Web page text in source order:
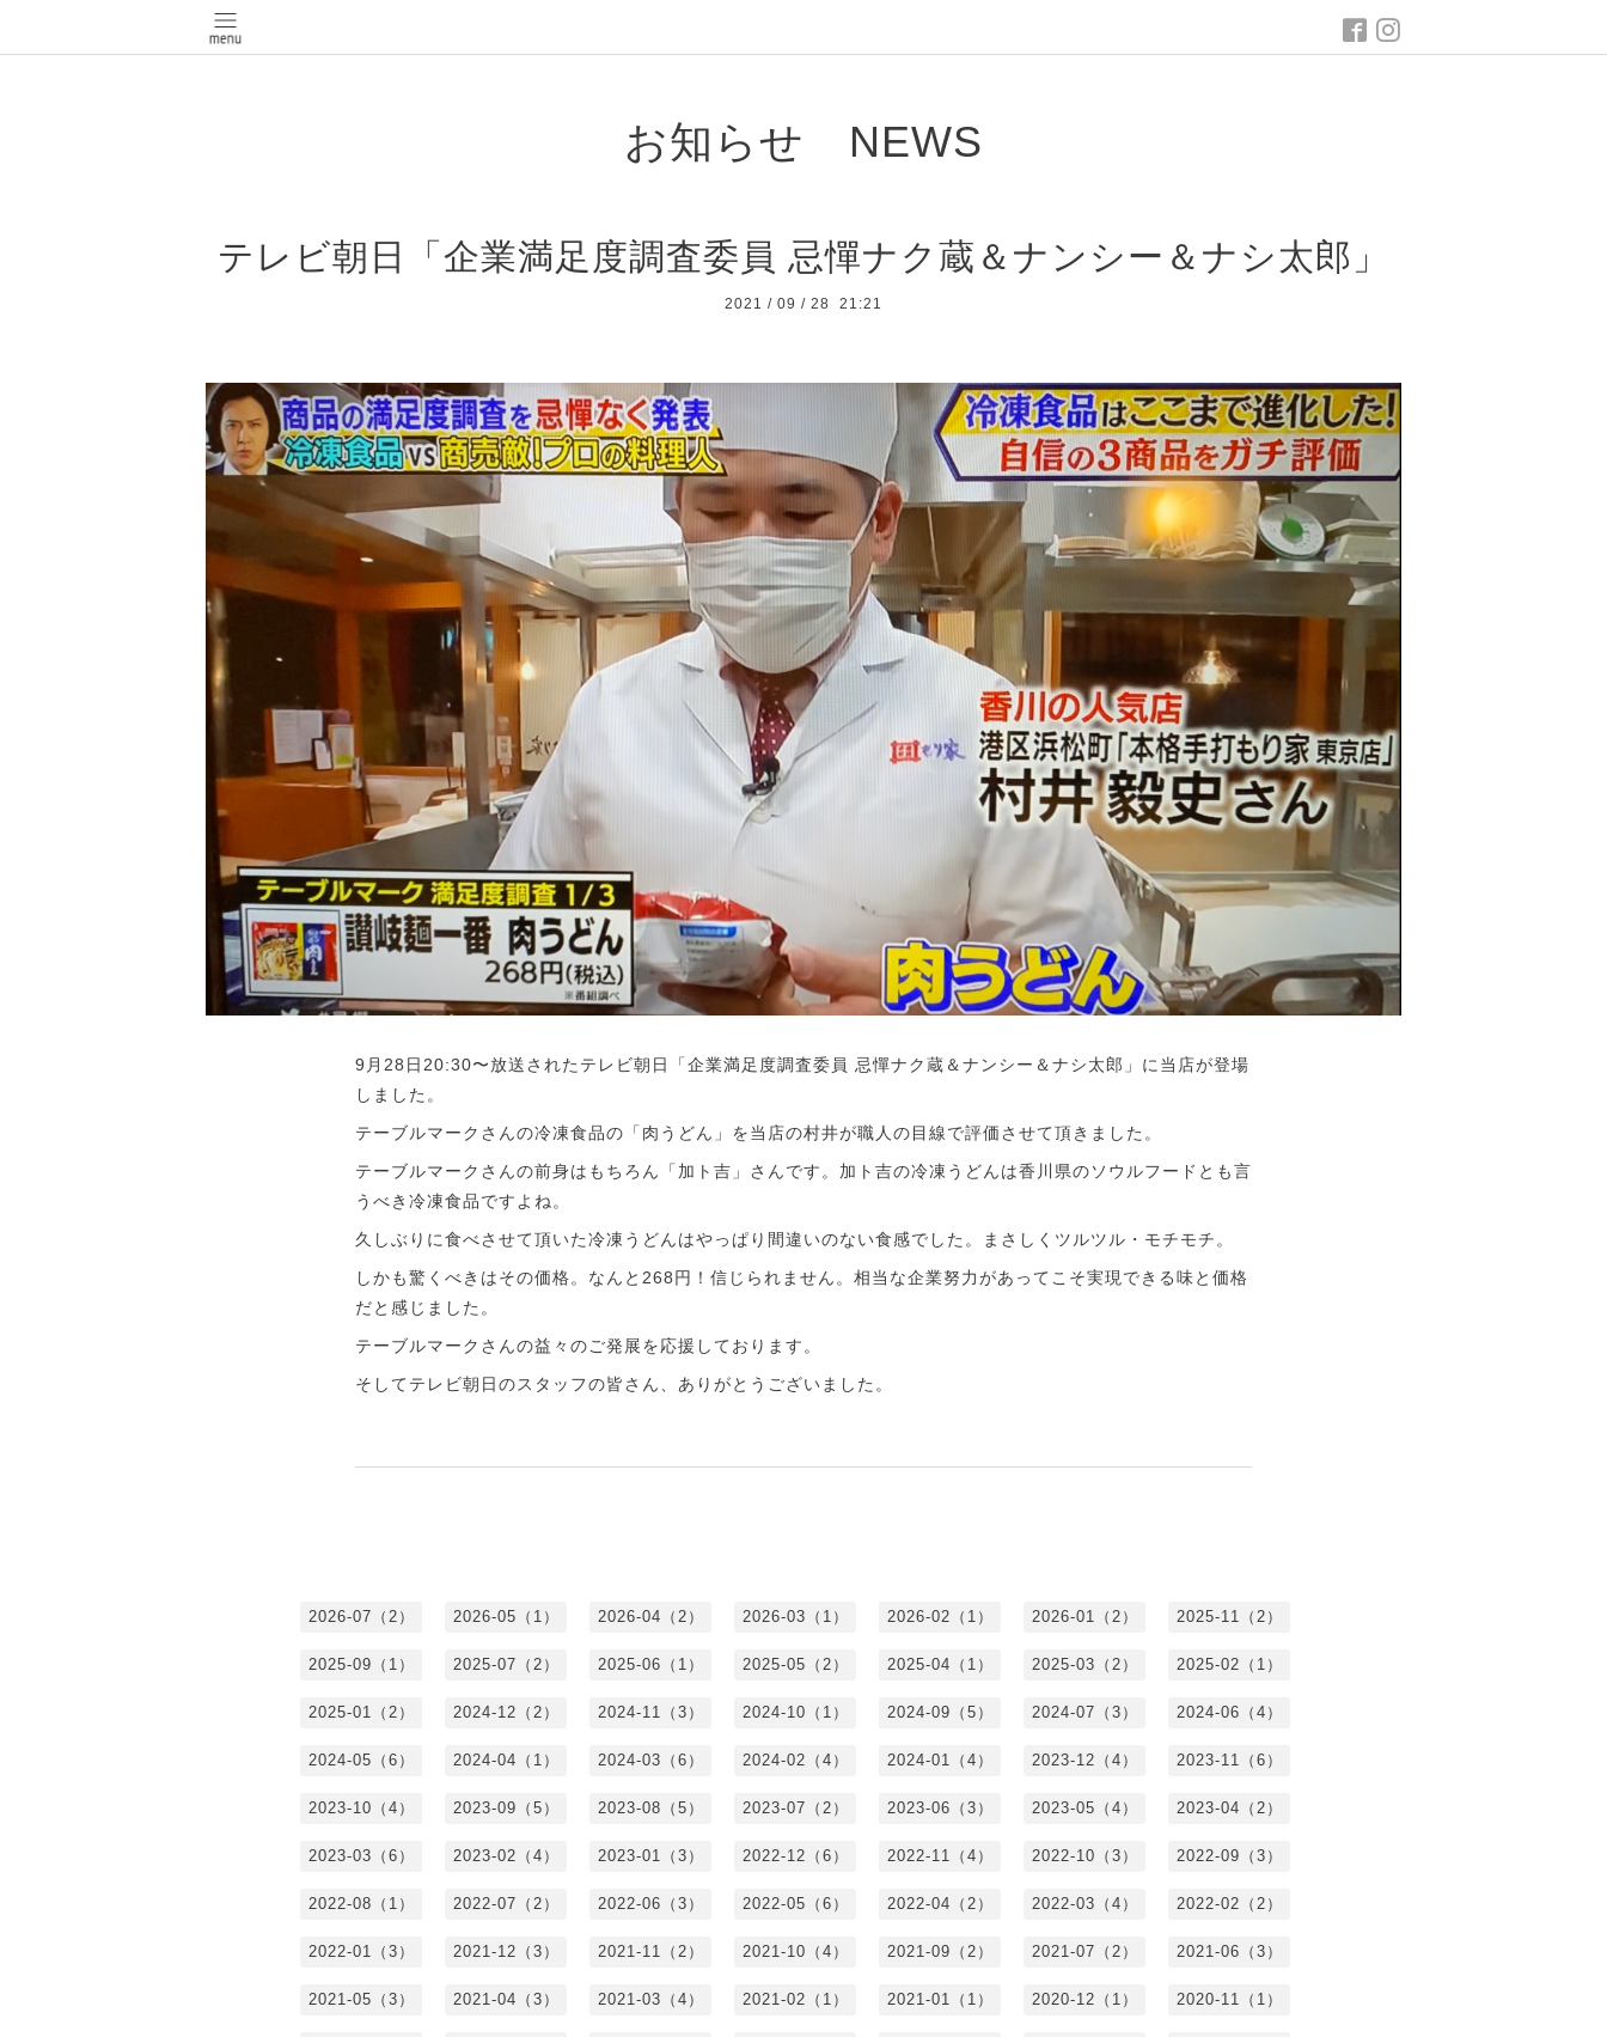
お知らせ NEWS
テレビ朝日「企業満足度調査委員 忌憚ナク蔵＆ナンシー＆ナシ太郎」
2021 / 09 / 28 21:21
9月28日20:30〜放送されたテレビ朝日「企業満足度調査委員 忌憚ナク蔵＆ナンシー＆ナシ太郎」に当店が登場
しました。
テーブルマークさんの冷凍食品の「肉うどん」を当店の村井が職人の目線で評価させて頂きました。
テーブルマークさんの前身はもちろん「加ト吉」さんです。加ト吉の冷凍うどんは香川県のソウルフードとも言
うべき冷凍食品ですよね。
久しぶりに食べさせて頂いた冷凍うどんはやっぱり間違いのない食感でした。まさしくツルツル・モチモチ。
しかも驚くべきはその価格。なんと268円！信じられません。相当な企業努力があってこそ実現できる味と価格
だと感じました。
テーブルマークさんの益々のご発展を応援しております。
そしてテレビ朝日のスタッフの皆さん、ありがとうございました。
2026-07（2） 2026-05（1） 2026-04（2） 2026-03（1） 2026-02（1） 2026-01（2） 2025-11（2）
2025-09（1） 2025-07（2） 2025-06（1） 2025-05（2） 2025-04（1） 2025-03（2） 2025-02（1）
2025-01（2） 2024-12（2） 2024-11（3） 2024-10（1） 2024-09（5） 2024-07（3） 2024-06（4）
2024-05（6） 2024-04（1） 2024-03（6） 2024-02（4） 2024-01（4） 2023-12（4） 2023-11（6）
2023-10（4） 2023-09（5） 2023-08（5） 2023-07（2） 2023-06（3） 2023-05（4） 2023-04（2）
2023-03（6） 2023-02（4） 2023-01（3） 2022-12（6） 2022-11（4） 2022-10（3） 2022-09（3）
2022-08（1） 2022-07（2） 2022-06（3） 2022-05（6） 2022-04（2） 2022-03（4） 2022-02（2）
2022-01（3） 2021-12（3） 2021-11（2） 2021-10（4） 2021-09（2） 2021-07（2） 2021-06（3）
2021-05（3） 2021-04（3） 2021-03（4） 2021-02（1） 2021-01（1） 2020-12（1） 2020-11（1）